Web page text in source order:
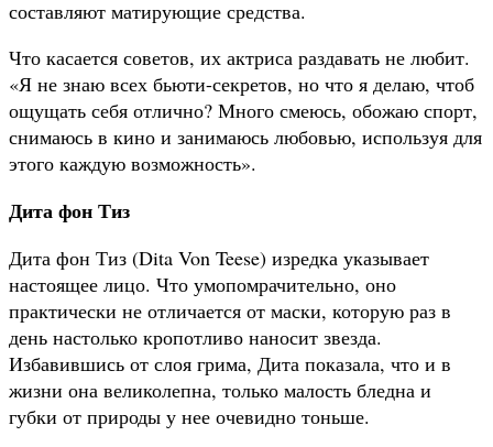
составляют матирующие средства.
Что касается советов, их актриса раздавать не любит.
«Я не знаю всех бьюти-секретов, но что я делаю, чтоб
ощущать себя отлично? Много смеюсь, обожаю спорт,
снимаюсь в кино и занимаюсь любовью, используя для
этого каждую возможность».
Дита фон Тиз
Дита фон Тиз (Dita Von Teese) изредка указывает
настоящее лицо. Что умопомрачительно, оно
практически не отличается от маски, которую раз в
день настолько кропотливо наносит звезда.
Избавившись от слоя грима, Дита показала, что и в
жизни она великолепна, только малость бледна и
губки от природы у нее очевидно тоньше.